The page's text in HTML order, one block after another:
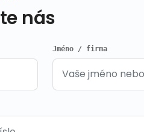
nás
Jméno / firma